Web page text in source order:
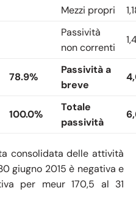
Mezzi propri
Passività
non correnti
78.9%
Passività a
breve
100.0%
Totale
passività
consolidata delle attività
giugno 2015 è negativa e
per meur 170,5 al 31